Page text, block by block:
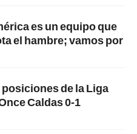
es un equipo que
el hambre; vamos por
de la Liga
Caldas 0-1